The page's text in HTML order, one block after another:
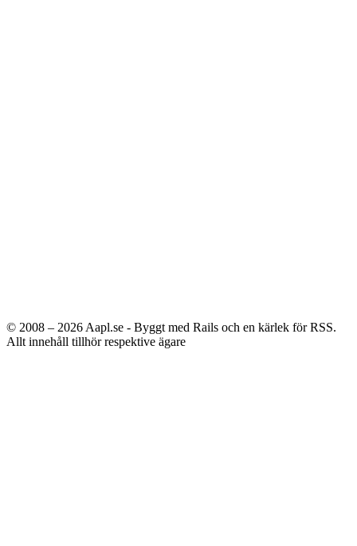
© 2008 – 2026 Aapl.se - Byggt med Rails och en kärlek för RSS.
Allt innehåll tillhör respektive ägare